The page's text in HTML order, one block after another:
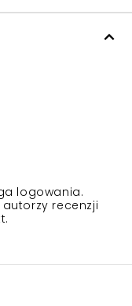
logowania.
recenzji